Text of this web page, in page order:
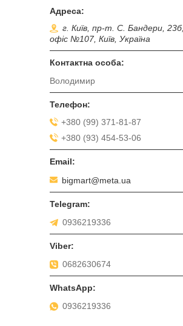
г. Київ, пр-т. С. Бандери, 23б,
офіс №107, Київ, Україна
Володимир
+380 (99) 371-81-87
+380 (93) 454-53-06
bigmart@meta.ua
0936219336
0682630674
0936219336